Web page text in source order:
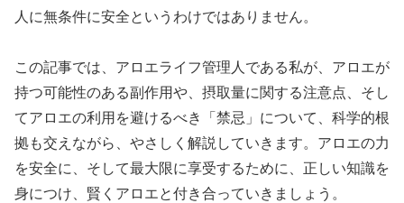
人に無条件に安全というわけではありません。
この記事では、アロエライフ管理人である私が、アロエが
持つ可能性のある副作用や、摂取量に関する注意点、そし
てアロエの利用を避けるべき「禁忌」について、科学的根
拠も交えながら、やさしく解説していきます。アロエの力
を安全に、そして最大限に享受するために、正しい知識を
身につけ、賢くアロエと付き合っていきましょう。